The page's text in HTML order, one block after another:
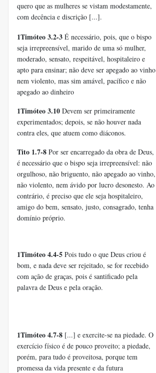
quero que as mulheres se vistam modestamente,
com decência e discrição [...].
1Timóteo 3.2-3 É necessário, pois, que o bispo
seja irrepreensível, marido de uma só mulher,
moderado, sensato, respeitável, hospitaleiro e
apto para ensinar; não deve ser apegado ao vinho
nem violento, mas sim amável, pacífico e não
apegado ao dinheiro
1Timóteo 3.10 Devem ser primeiramente
experimentados; depois, se não houver nada
contra eles, que atuem como diáconos.
Tito 1.7-8 Por ser encarregado da obra de Deus,
é necessário que o bispo seja irrepreensível: não
orgulhoso, não briguento, não apegado ao vinho,
não violento, nem ávido por lucro desonesto. Ao
contrário, é preciso que ele seja hospitaleiro,
amigo do bem, sensato, justo, consagrado, tenha
domínio próprio.
1Timóteo 4.4-5 Pois tudo o que Deus criou é
bom, e nada deve ser rejeitado, se for recebido
com ação de graças, pois é santificado pela
palavra de Deus e pela oração.
1Timóteo 4.7-8 [...] e exercite-se na piedade. O
exercício físico é de pouco proveito; a piedade,
porém, para tudo é proveitosa, porque tem
promessa da vida presente e da futura